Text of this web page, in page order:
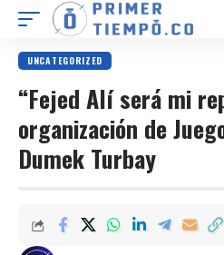
UNCATEGORIZED
“Fejed Alí será mi
organización de
Dumek Turbay